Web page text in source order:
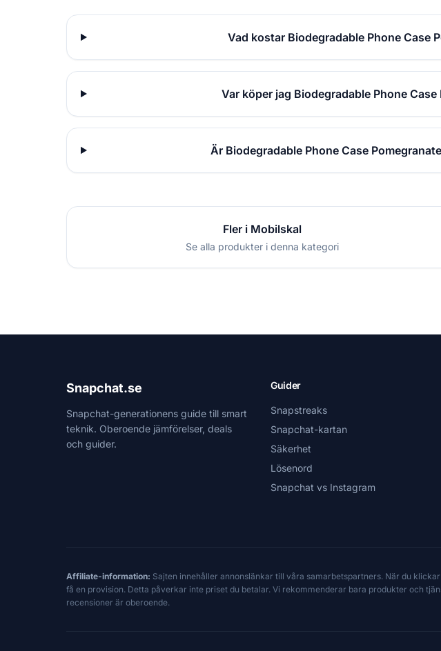
Vad kostar Biodegradable Phone Case
Var köper jag Biodegradable Phone
Är Biodegradable Phone Case
Fler i Mobilskal
Se alla produkter i denna kategori
Snapchat.se
Snapchat-generationens guide till smart
teknik. Oberoende jämförelser, deals
och guider.
Guider
Snapstreaks
Snapchat-kartan
Säkerhet
Lösenord
Snapchat vs Instagram
Affiliate-information: Sajten innehåller annonslänkar till våra samarbetspartners. När du
få en provision. Detta påverkar inte priset du betalar. Vi rekommenderar bara produkter och
recensioner är oberoende.